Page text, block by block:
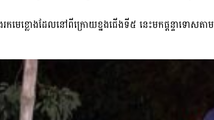
េខ្លោងដែលនៅពីក្រោយខ្នងជើងទី៥ នេះមកផ្ដន្ទាទោសតាម